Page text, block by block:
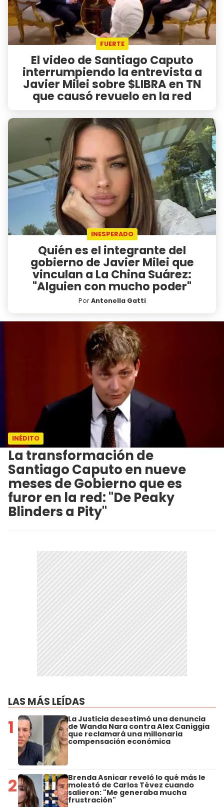
FUERTE
El video de Santiago Caputo
interrumpiendo la entrevista a
Javier Milei sobre $LIBRA en TN
que causó revuelo en la red
INESPERADO
Quién es el integrante del
gobierno de Javier Milei que
vinculan a La China Suárez:
"Alguien con mucho poder"
PorAntonella Gatti
INÉDITO
La transformación de
Santiago Caputo en nueve
meses de Gobierno que es
furor en la red: "De Peaky
Blinders a Pity"
LAS MÁS LEÍDAS
1 La Justicia desestimó una denuncia
de Wanda Nara contra Alex Caniggia
que reclamará una millonaria
compensación económica
2 Brenda Asnicar reveló lo qué más le
molestó de Carlos Tévez cuando
salieron: "Me generaba mucha
frustración"